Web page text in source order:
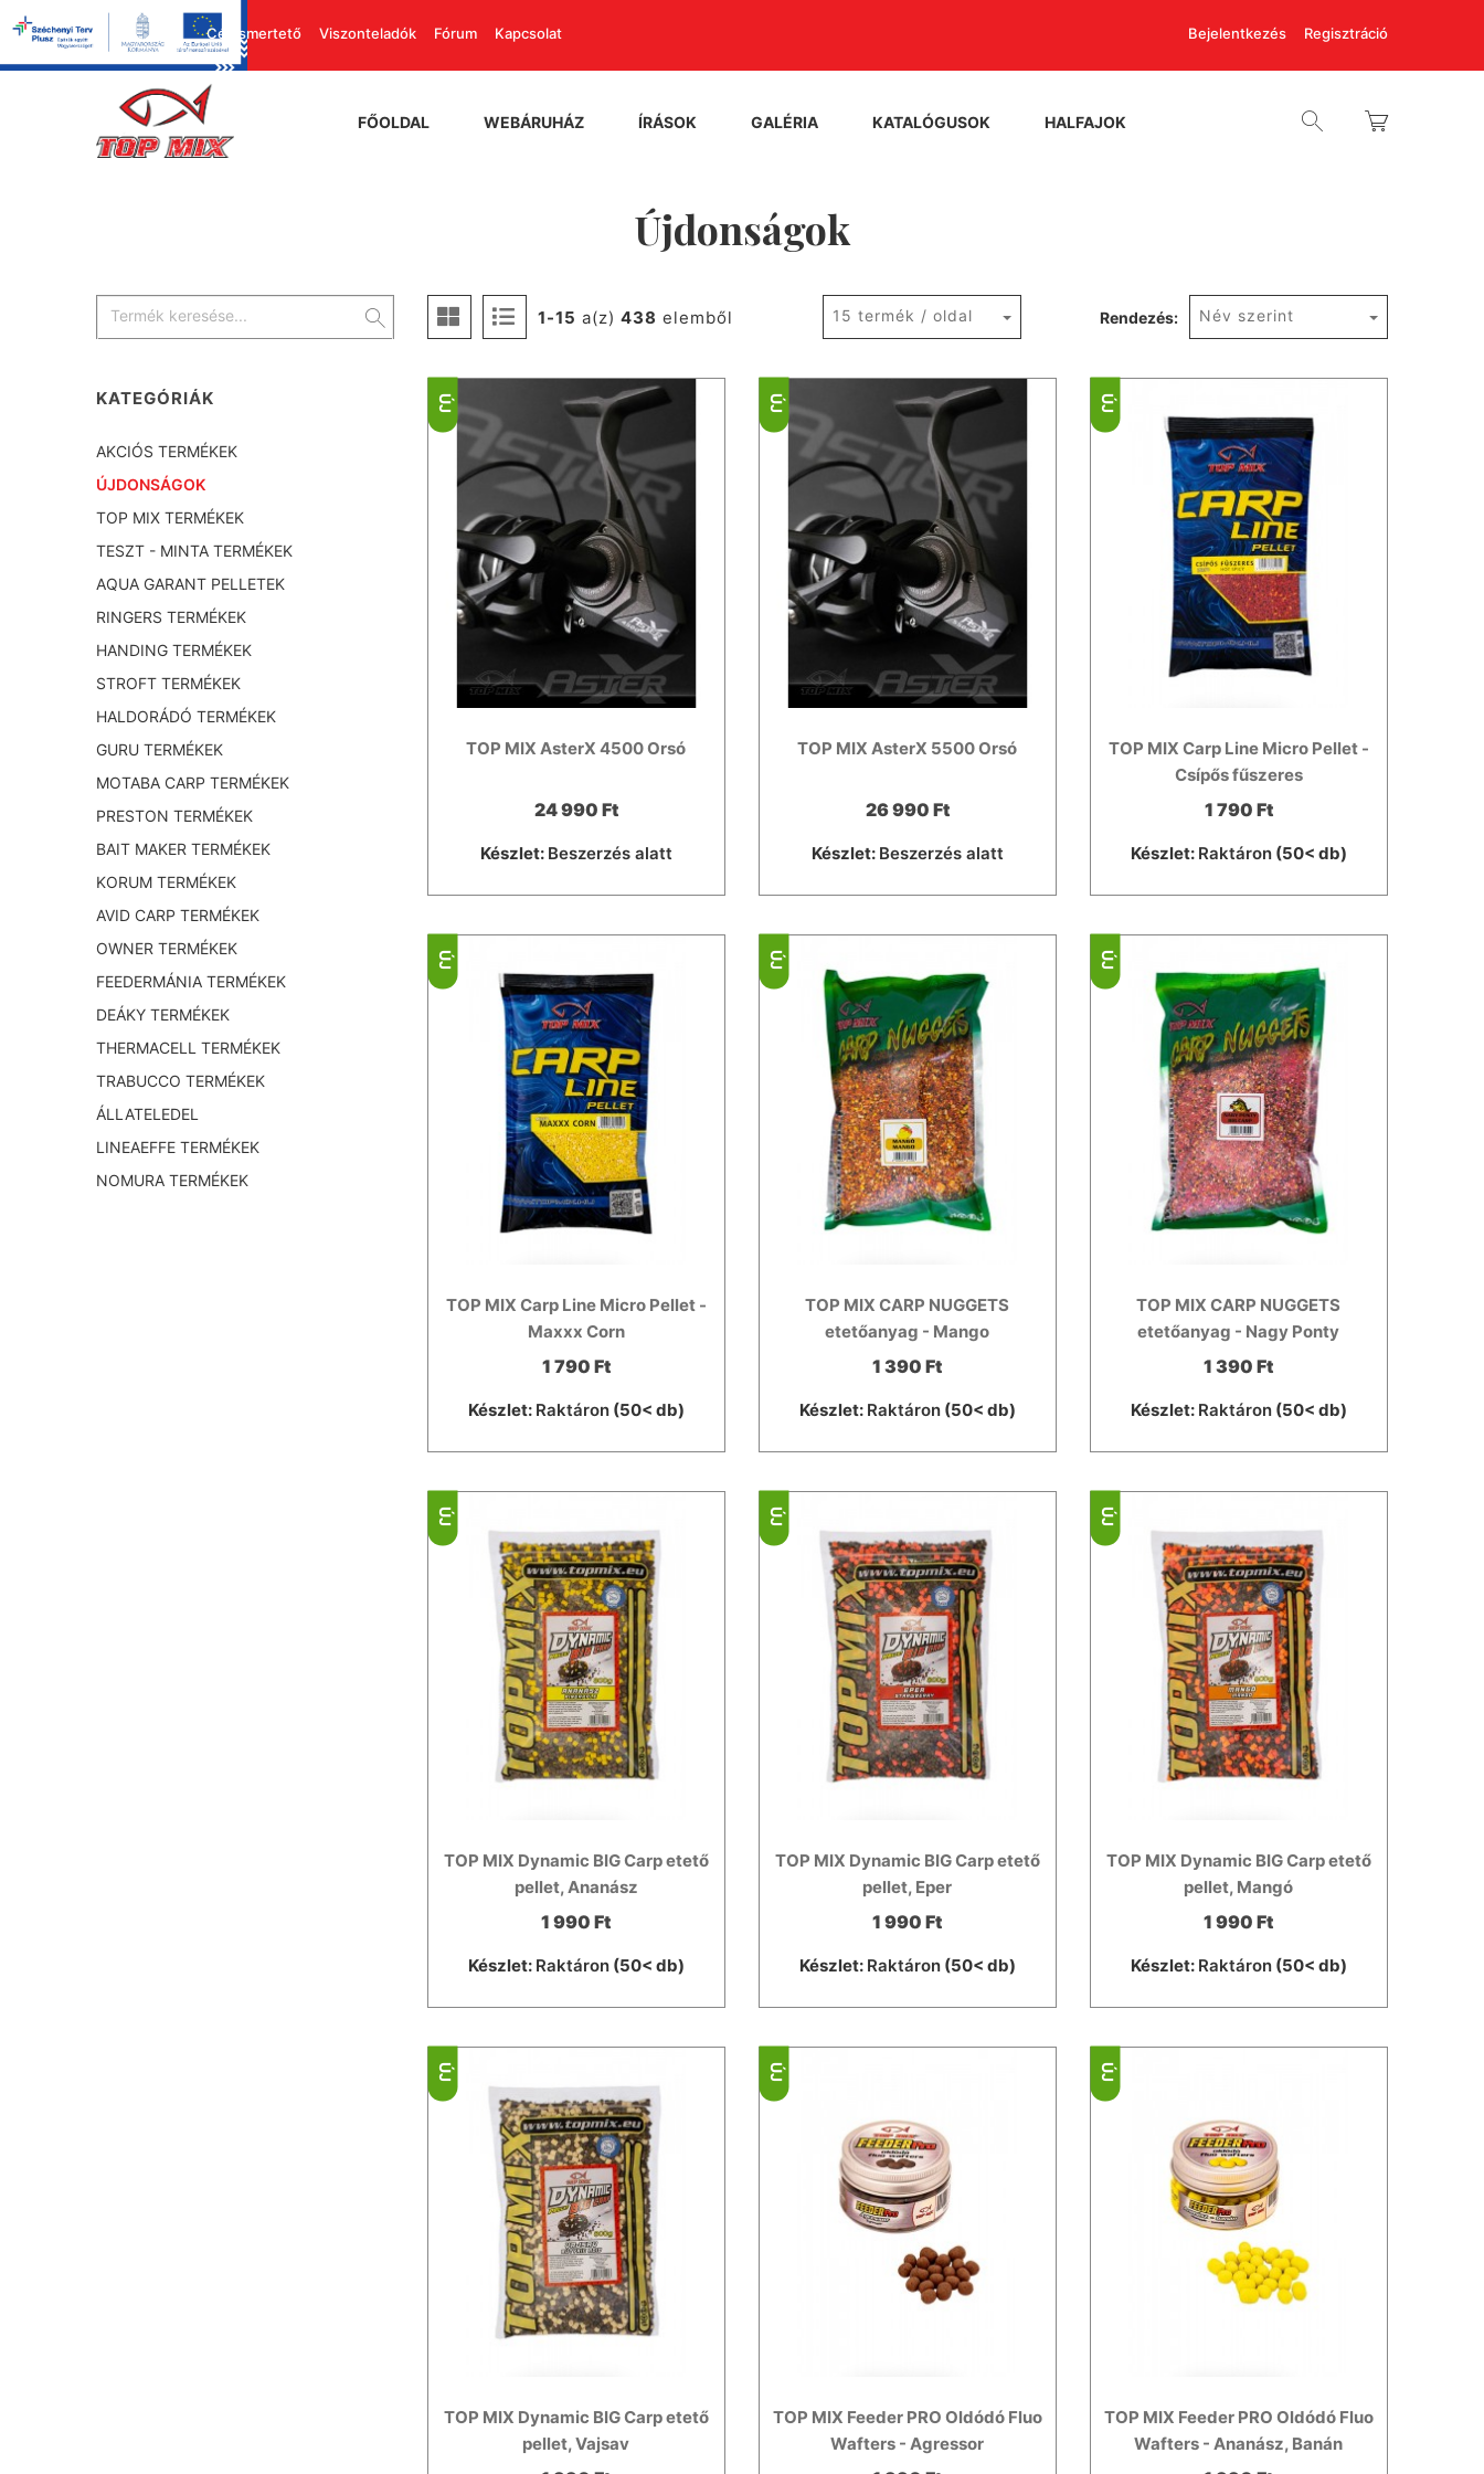
Cégismertető Viszonteladók Fórum Kapcsolat Bejelentkezés Regisztráció
FŐOLDAL WEBÁRUHÁZ ÍRÁSOK GALÉRIA KATALÓGUSOK HALFAJOK
Újdonságok
1-15 a(z) 438 elemből 15 termék / oldal Rendezés: Név szerint
TOP MIX AsterX 4500 Orsó
24 990 Ft
Készlet: Beszerzés alatt
ÚJ
TOP MIX AsterX 5500 Orsó
26 990 Ft
Készlet: Beszerzés alatt
ÚJ
TOP MIX Carp Line Micro Pellet -
Csípős fűszeres
1 790 Ft
Készlet: Raktáron(50< db)
ÚJ
TOP MIX Carp Line Micro Pellet -
Maxxx Corn
1 790 Ft
Készlet: Raktáron(50< db)
ÚJ
TOP MIX CARP NUGGETS
etetőanyag - Mango
1 390 Ft
Készlet: Raktáron(50< db)
ÚJ
TOP MIX CARP NUGGETS
etetőanyag - Nagy Ponty
1 390 Ft
Készlet: Raktáron(50< db)
ÚJ
TOP MIX Dynamic BIG Carp etető
pellet, Ananász
1 990 Ft
Készlet: Raktáron(50< db)
ÚJ
TOP MIX Dynamic BIG Carp etető
pellet, Eper
1 990 Ft
Készlet: Raktáron(50< db)
ÚJ
TOP MIX Dynamic BIG Carp etető
pellet, Mangó
1 990 Ft
Készlet: Raktáron(50< db)
ÚJ
TOP MIX Dynamic BIG Carp etető
pellet, Vajsav
ÚJ
TOP MIX Feeder PRO Oldódó Fluo
Wafters - Agressor
ÚJ
TOP MIX Feeder PRO Oldódó Fluo
Wafters - Ananász, Banán
ÚJ
KATEGÓRIÁK
AKCIÓS TERMÉKEK
ÚJDONSÁGOK
TOP MIX TERMÉKEK
TESZT - MINTA TERMÉKEK
AQUA GARANT PELLETEK
RINGERS TERMÉKEK
HANDING TERMÉKEK
STROFT TERMÉKEK
HALDORÁDÓ TERMÉKEK
GURU TERMÉKEK
MOTABA CARP TERMÉKEK
PRESTON TERMÉKEK
BAIT MAKER TERMÉKEK
KORUM TERMÉKEK
AVID CARP TERMÉKEK
OWNER TERMÉKEK
FEEDERMÁNIA TERMÉKEK
DEÁKY TERMÉKEK
THERMACELL TERMÉKEK
TRABUCCO TERMÉKEK
ÁLLATELEDEL
LINEAEFFE TERMÉKEK
NOMURA TERMÉKEK